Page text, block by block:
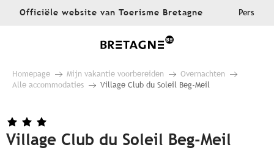
AllerOfficiële website van Toerisme Bretagne Pers
Homepage Mijn vakantie voorbereiden
Overnachten
Alle accommodaties
Village Club du Soleil Beg-Meil
Village Club du Soleil Beg-Meil